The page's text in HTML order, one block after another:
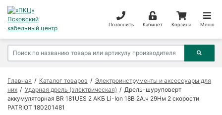
Позвонить Кабинет Корзина Меню
Главная Каталог товаров
Электроинструменты и аксессуары для
них
Ударная дрель (электрическая)
Дрель-шуруповерт
аккумуляторная BR 181UES 2 АКБ Li-Ion 18В 2А.ч 29Нм 2 скорости
PATRIOT 180201481